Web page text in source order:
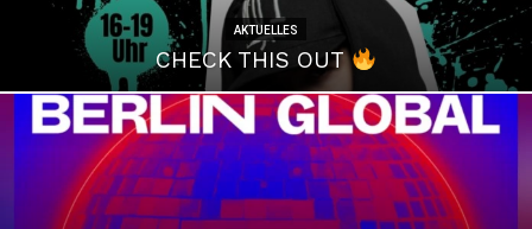
AKTUELLES
CHECK THIS OUT